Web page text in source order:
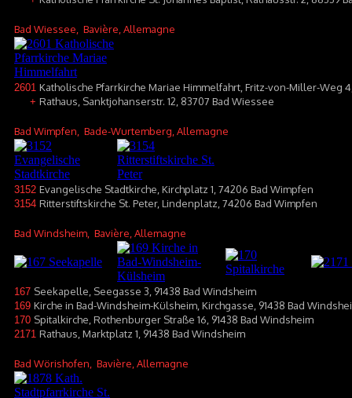
Bad Wiessee , Bavière, Allemagne
2601 Katholische Pfarrkirche Mariae Himmelfahrt, Fritz-von-Miller-Weg
+ Rathaus, Sanktjohanserstr. 12, 83707 Bad Wiessee
Bad Wimpfen , Bade-Wurtemberg, Allemagne
3152 Evangelische Stadtkirche, Kirchplatz 1, 74206 Bad Wimpfen
3154 Ritterstiftskirche St. Peter, Lindenplatz, 74206 Bad Wimpfen
Bad Windsheim , Bavière, Allemagne
167 Seekapelle, Seegasse 3, 91438 Bad Windsheim
169 Kirche in Bad-Windsheim-Külsheim, Kirchgasse, 91438 Bad
170 Spitalkirche, Rothenburger Straße 16, 91438 Bad Windsheim
2171 Rathaus, Marktplatz 1, 91438 Bad Windsheim
Bad Wörishofen , Bavière, Allemagne